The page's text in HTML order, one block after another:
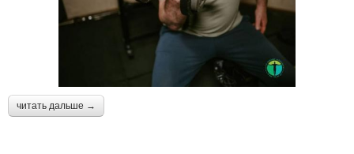
читать дальше →